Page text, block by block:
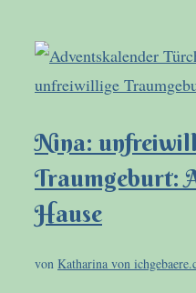
Nina:
Traumgeburt:
Hause
von Katharina von